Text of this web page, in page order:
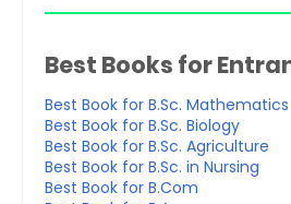
Best Books for
Best Book for B.Sc. Mathematics
Best Book for B.Sc. Biology
Best Book for B.Sc. Agriculture
Best Book for B.Sc. in Nursing
Best Book for B.Com